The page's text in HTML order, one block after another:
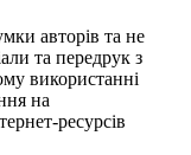
авторів та не
та передрук з
використанні
на
ресурсів